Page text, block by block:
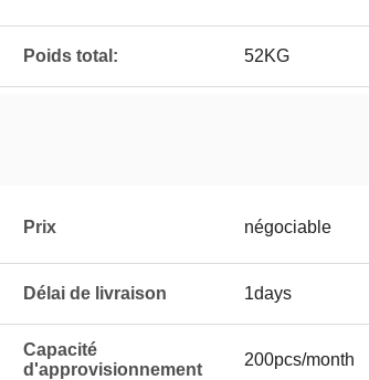
Poids total: 52KG
Prix négociable
Délai de livraison 1days
Capacité
d'approvisionnement
200pcs/month